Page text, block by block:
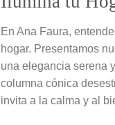
En Ana Faura,
hogar. Presentamos
una elegancia serena
columna cónica
invita a la calma y al